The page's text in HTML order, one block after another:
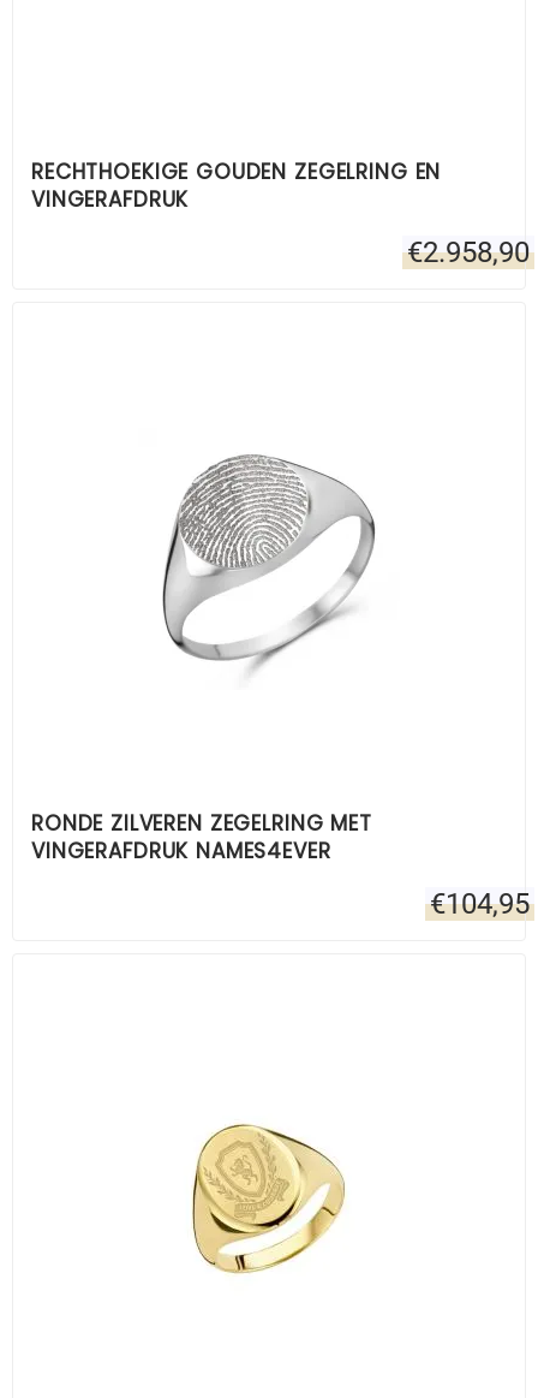
RECHTHOEKIGE GOUDEN ZEGELRING EN
VINGERAFDRUK
€2.958,90
RONDE ZILVEREN ZEGELRING MET
VINGERAFDRUK NAMES4EVER
€104,95